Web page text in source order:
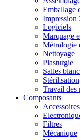
Emballage
Impression
Logiciels
Marquage
Métrologie
Nettoyage
Plasturgie
Salles
Stérilisation
Travail des
Composants
Filtres
Mécanique